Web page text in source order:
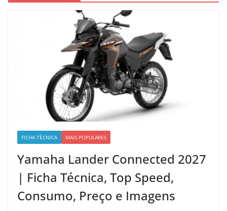
FICHA TÉCNICA MAIS POPULARES
Yamaha Lander Connected 2027
| Ficha Técnica, Top Speed,
Consumo, Preço e Imagens